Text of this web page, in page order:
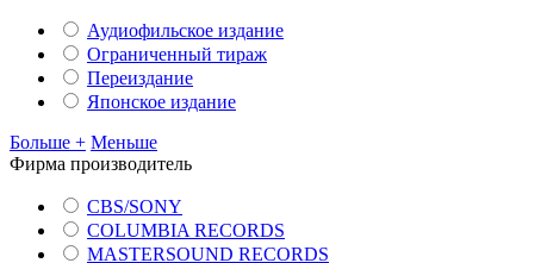
Аудиофильское издание
Ограниченный тираж
Переиздание
Японское издание
Больше + Меньше
Фирма производитель
CBS/SONY
COLUMBIA RECORDS
MASTERSOUND RECORDS